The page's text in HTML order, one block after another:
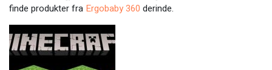
finde produkter fra Ergobaby 360 derinde.